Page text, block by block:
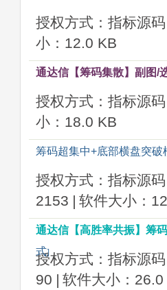
授权方式：指标源码
小：12.0 KB
通达信【筹码集散】副图/
授权方式：指标源码
小：18.0 KB
筹码超集中+底部横盘突
授权方式：指标源码
2153 | 软件大小：
通达信【高胜率共振】筹
式]
授权方式：指标源码
90 | 软件大小：26.0